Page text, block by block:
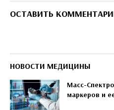
ОСТАВИТЬ
НОВОСТИ МЕДИЦИНЫ
Масс-
маркеров и